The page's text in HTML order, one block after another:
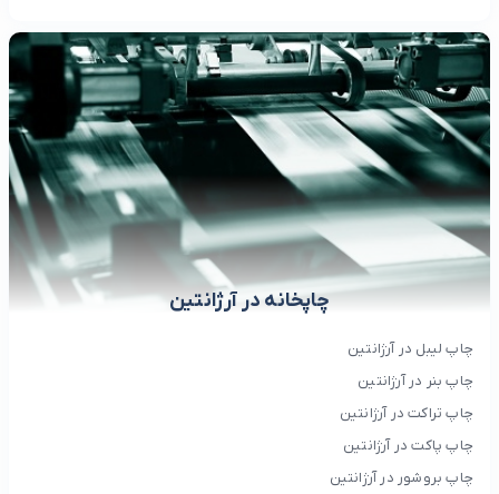
چاپخانه در آرژانتین
چاپ لیبل در آرژانتین
چاپ بنر در آرژانتین
چاپ تراکت در آرژانتین
چاپ پاکت در آرژانتین
چاپ بروشور در آرژانتین